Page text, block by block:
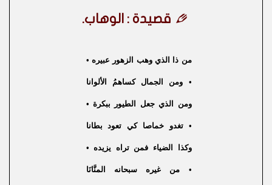
قصيدة : الوهاب.
من ذا الذي وهب الزهور عبيره •
• ومن الجمال كساهمُ الألوانا
ومن الذي جعل الطيور ببكرة •
• تغدو خماصا كي تعود بطانا
وكذا الضياء فمن تراه يزيده •
• من غيره سبحانه المنَّانَا